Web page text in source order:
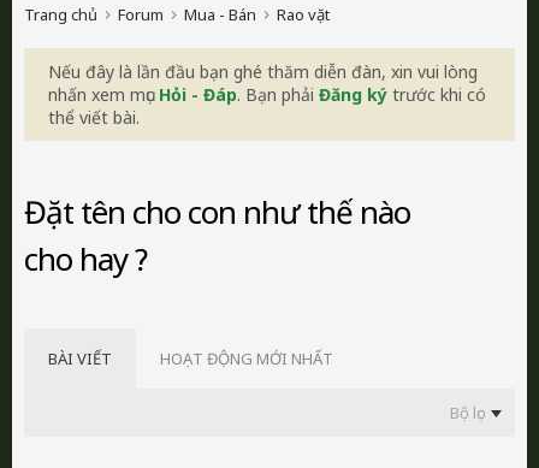
Trang chủ Forum Mua - Bán Rao vặt
Nếu đây là lần đầu bạn ghé thăm diễn đàn, xin vui lòng
nhấn xem mục Hỏi - Đáp. Bạn phải Đăng ký trước khi có
thể viết bài.
Đặt tên cho con như thế nào
cho hay ?
BÀI VIẾT HOẠT ĐỘNG MỚI NHẤT
Bộ lọc